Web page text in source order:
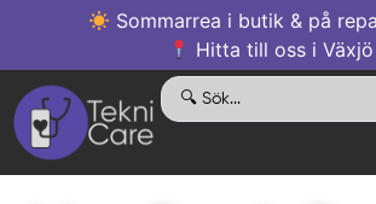
Sommarrea i butik & på
Hitta till oss i Växjö